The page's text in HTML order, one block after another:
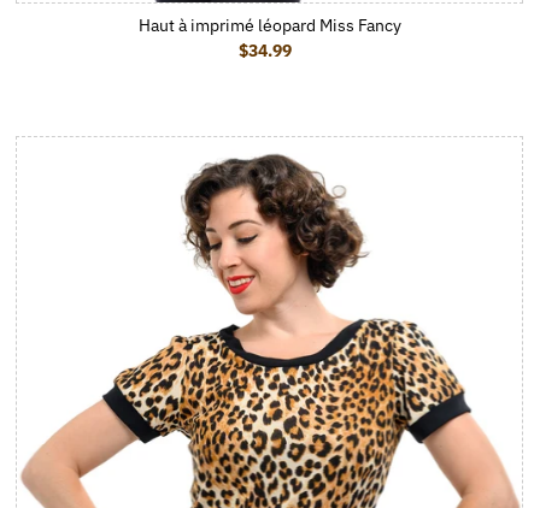
Haut à imprimé léopard Miss Fancy
Prix ordinaire
$34.99